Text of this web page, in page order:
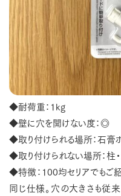
◆耐荷重：1kg
◆壁に穴を開けない度：◎
◆取り付けられる場所：石膏
◆取り付けられない場所：柱・
◆特徴：100均セリアでもご
同じ仕様。穴の大きさも従